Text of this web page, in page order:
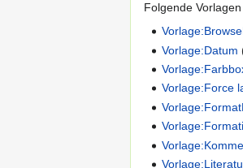
Folgende
Vorlage:Datum
Vorlage:Force